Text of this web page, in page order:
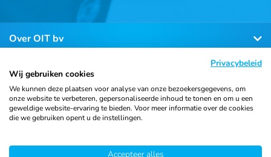
Over OIT bv
Klantenservice
Contact
Algemene voorwaarden
Privacybeleid
Wij gebruiken cookies
We kunnen deze plaatsen voor analyse van onze bezoekersgegevens, om
onze website te verbeteren, gepersonaliseerde inhoud te tonen en om u een
geweldige website-ervaring te bieden. Voor meer informatie over de cookies
die we gebruiken opent u de instellingen.
Accepteer alles